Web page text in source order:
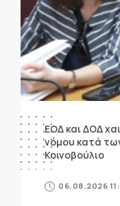
ΕΟΔ και ΔΟΔ
νόμου κατά
Κοινοβούλιο
06.08.2026